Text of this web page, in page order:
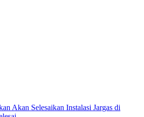
Akan Selesaikan Instalasi Jargas di